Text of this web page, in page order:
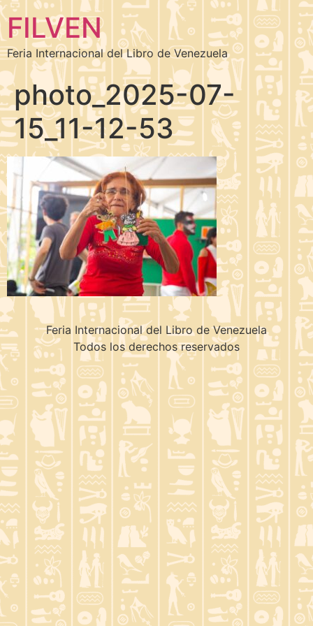
FILVEN
Feria Internacional del Libro de Venezuela
photo_2025-07-
15_11-12-53
Feria Internacional del Libro de Venezuela
Todos los derechos reservados